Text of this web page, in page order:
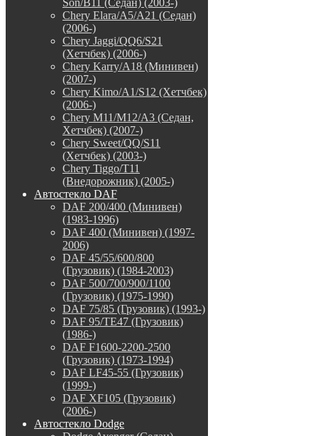
Chery Elara/A5/A21 (Седан)
(2006-)
Chery Jaggi/QQ6/S21
(Хетчбек) (2006-)
Chery Karry/A18 (Минивен)
(2007-)
Chery Kimo/A1/S12 (Хетчбек)
(2006-)
Chery M11/M12/A3 (Седан,
Хетчбек) (2007-)
Chery Sweet/QQ/S11
(Хетчбек) (2003-)
Chery Tiggo/T11
(Внедорожник) (2005-)
Автостекло DAF
DAF 200/400 (Минивен)
(1983-1996)
DAF 400 (Минивен) (1997-
2006)
DAF 45/55/600/800
(Грузовик) (1984-2003)
DAF 500/700/900/1100
(Грузовик) (1975-1990)
DAF 75/85 (Грузовик) (1993-)
DAF 95/TE47 (Грузовик)
(1986-)
DAF F1600-2200-2500
(Грузовик) (1973-1994)
DAF LF45-55 (Грузовик)
(1999-)
DAF XF105 (Грузовик)
(2006-)
Автостекло Dodge